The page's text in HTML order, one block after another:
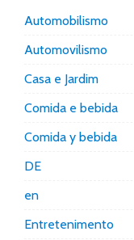
Automobilismo
Automovilismo
Casa e Jardim
Comida e bebida
Comida y bebida
DE
en
Entretenimento